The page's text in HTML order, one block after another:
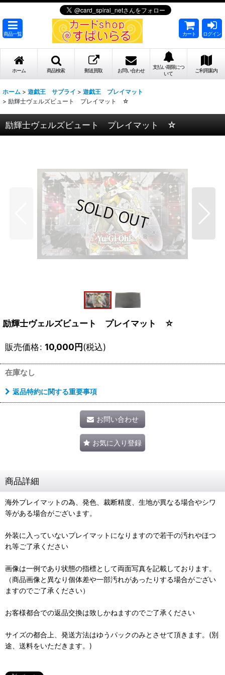
商品一覧 カート ログイン
ホーム 商品検索 郵送買取 お問い合わせ
支払い期限につ
いて
ご利用案内
ホーム > 遊戯王 サプライ > 遊戯王 プレイマット
> 励輝士ヴェルズビュート プレイマット ☆
励輝士ヴェルズビュート プレイマット ☆
励輝士ヴェルズビュート プレイマット ☆
販売価格: 10,000円(税込)
在庫なし
返品特約に関する重要事項
お問い合わせ
お気に入り登録
商品詳細
海外プレイマットの為、発色、裁断精度、生地が異なる場合やシワ
等がある場合がございます。
外装に入っていないプレイマットになりますので若干の汚れやほつ
れ等ご了承ください
画像は一例であり状態の指標として両面写真を記載しております。
（商品画像と異なり個体差や一部汚れがあったりする場合がござい
ますのでご了承ください）
お客様都合での返品交換は致しかねますのでご了承ください
サイズの都合上、発送方法はゆうパックのみとさせて頂きます。(別
途、送料をいただきます。)